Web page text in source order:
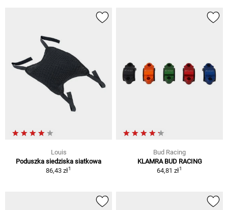
Louis
Poduszka siedziska siatkowa
86,43 zł1
Bud Racing
KLAMRA BUD RACING
64,81 zł1